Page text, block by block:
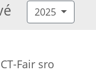
2025
CT-Fair sro